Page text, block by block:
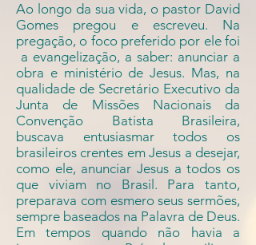
Ao longo da sua vida, o pastor David
Gomes pregou e escreveu. Na
pregação, o foco preferido por ele foi
a evangelização, a saber: anunciar a
obra e ministério de Jesus. Mas, na
qualidade de Secretário Executivo da
Junta de Missões Nacionais da
Convenção Batista Brasileira,
buscava entusiasmar todos os
brasileiros crentes em Jesus a desejar,
como ele, anunciar Jesus a todos os
que viviam no Brasil. Para tanto,
preparava com esmero seus sermões,
sempre baseados na Palavra de Deus.
Em tempos quando não havia a